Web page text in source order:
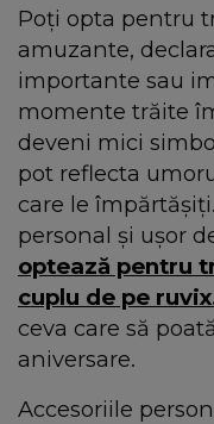
Poți opta pentru
amuzante,
importante sau
momente trăite
deveni mici
pot reflecta
care le
personal și ușor
optează pentru
cuplu de pe
ceva care să
aniversare.
Accesoriile